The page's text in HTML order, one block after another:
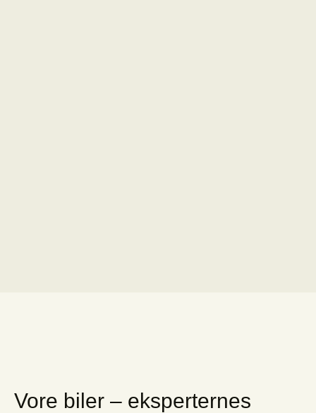
Vore biler – eksperternes